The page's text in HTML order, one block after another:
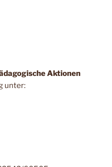
Aktionen
unter: